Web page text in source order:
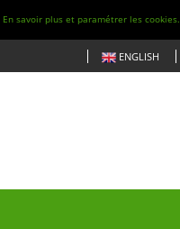
En savoir plus et paramétrer les cookies.
ENGLISH